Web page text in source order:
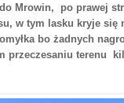
Mrowin, po prawej
w tym lasku kryje się
bo żadnych
przeczesaniu terenu